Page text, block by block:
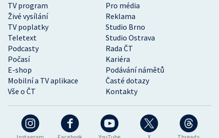
TV program
Pro média
Živé vysílání
Reklama
TV poplatky
Studio Brno
Teletext
Studio Ostrava
Podcasty
Rada ČT
Počasí
Kariéra
E-shop
Podávání námětů
Mobilní a TV aplikace
Časté dotazy
Vše o ČT
Kontakty